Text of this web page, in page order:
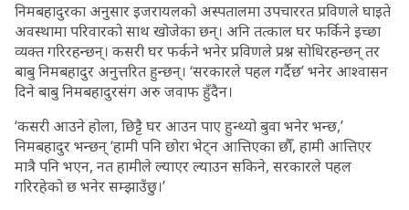
निमबहादुरका अनुसार इजरायलको अस्पतालमा उपचाररत प्रविणले घाइते
अवस्थामा परिवारको साथ खोजेका छन्। अनि तत्काल घर फर्किने इच्छा
व्यक्त गरिरहन्छन्। कसरी घर फर्कने भनेर प्रविणले प्रश्न सोधिरहन्छन् तर
बाबु निमबहादुर अनुत्तरित हुन्छन्। ‘सरकारले पहल गर्दैछ’ भनेर आश्वासन
दिने बाबु निमबहादुरसंग अरु जवाफ हुँदैन।
‘कसरी आउने होला, छिट्टै घर आउन पाए हुन्थ्यो बुवा भनेर भन्छ,’
निमबहादुर भन्छन् ‘हामी पनि छोरा भेट्न आत्तिएका छौँ, हामी आत्तिएर
मात्रै पनि भएन, नत हामीले ल्याएर ल्याउन सकिने, सरकारले पहल
गरिरहेको छ भनेर सम्झाउँछु।’